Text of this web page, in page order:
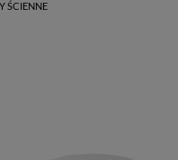
ŚCIENNE